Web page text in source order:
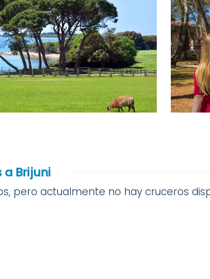
a Brijuni
pero actualmente no hay cruceros